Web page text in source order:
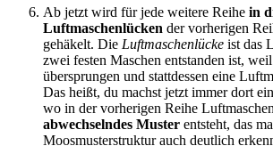
Ab jetzt wird für jede weitere Reihe in
Luftmaschenlücken der vorherigen
gehäkelt. Die Luftmaschenlücke ist das
zwei festen Maschen entstanden ist,
übersprungen und stattdessen eine
Das heißt, du machst jetzt immer dort
wo in der vorherigen Reihe
abwechselndes Muster entsteht, das
Moosmusterstruktur auch deutlich